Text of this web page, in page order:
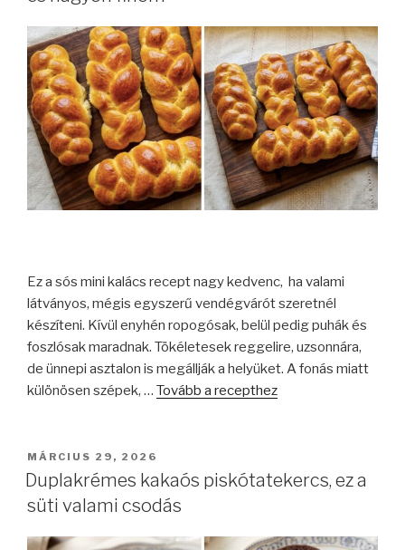
Ez a sós mini kalács recept nagy kedvenc, ha valami
látványos, mégis egyszerű vendégvárót szeretnél
készíteni. Kívül enyhén ropogósak, belül pedig puhák és
foszlósak maradnak. Tökéletesek reggelire, uzsonnára,
de ünnepi asztalon is megállják a helyüket. A fonás miatt
különösen szépek, … Tovább a recepthez
BEKÜLDVE:
MÁRCIUS 29, 2026
Duplakrémes kakaós piskótatekercs, ez a
süti valami csodás